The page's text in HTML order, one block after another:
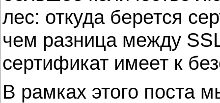
лес: откуда берется
чем разница между
сертификат имеет к
В рамках этого поста